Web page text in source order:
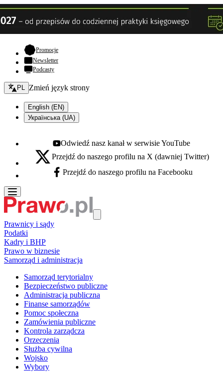
Promocje- otwiera się w nowej karcie
Newsletter
Podcasty
Zmień język - bieżący:
PL Zmień język strony
English (EN)
Українська (UA)
Youtube - otwiera się w nowej karcie
Odwiedź nasz kanał w serwisie YouTube
X - otwiera się w nowej karcie
Przejdź do naszego profilu na X (dawniej Twitter)
Facebook - otwiera się w nowej karcie
Przejdź do naszego profilu na Facebooku
Prawnicy i sądy
Podatki
Kadry i BHP
Prawo w biznesie
Samorząd i administracja
Samorząd terytorialny
Bezpieczeństwo publiczne
Administracja publiczna
Finanse samorządów
Pomoc społeczna
Zamówienia publiczne
Kontrola zarządcza
Orzeczenia
Służba cywilna
Wojsko
Wybory